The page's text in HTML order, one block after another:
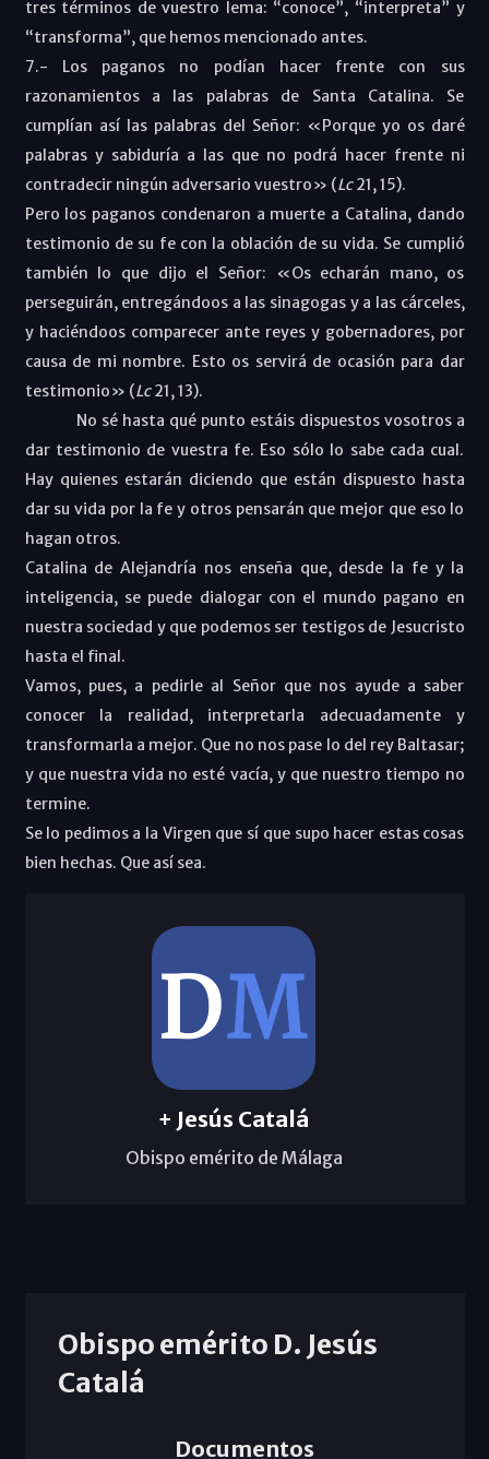
tres términos de vuestro lema: “conoce”, “interpreta” y
“transforma”, que hemos mencionado antes.
7.- Los paganos no podían hacer frente con sus
razonamientos a las palabras de Santa Catalina. Se
cumplían así las palabras del Señor: «Porque yo os daré
palabras y sabiduría a las que no podrá hacer frente ni
contradecir ningún adversario vuestro» (Lc21, 15).
Pero los paganos condenaron a muerte a Catalina, dando
testimonio de su fe con la oblación de su vida. Se cumplió
también lo que dijo el Señor: «Os echarán mano, os
perseguirán, entregándoos a las sinagogas y a las cárceles,
y haciéndoos comparecer ante reyes y gobernadores, por
causa de mi nombre. Esto os servirá de ocasión para dar
testimonio» (Lc21, 13).
No sé hasta qué punto estáis dispuestos vosotros a
dar testimonio de vuestra fe. Eso sólo lo sabe cada cual.
Hay quienes estarán diciendo que están dispuesto hasta
dar su vida por la fe y otros pensarán que mejor que eso lo
hagan otros.
Catalina de Alejandría nos enseña que, desde la fe y la
inteligencia, se puede dialogar con el mundo pagano en
nuestra sociedad y que podemos ser testigos de Jesucristo
hasta el final.
Vamos, pues, a pedirle al Señor que nos ayude a saber
conocer la realidad, interpretarla adecuadamente y
transformarla a mejor. Que no nos pase lo del rey Baltasar;
y que nuestra vida no esté vacía, y que nuestro tiempo no
termine.
Se lo pedimos a la Virgen que sí que supo hacer estas cosas
bien hechas. Que así sea.
+ Jesús Catalá
Obispo emérito de Málaga
Obispo emérito D. Jesús
Catalá
Documentos